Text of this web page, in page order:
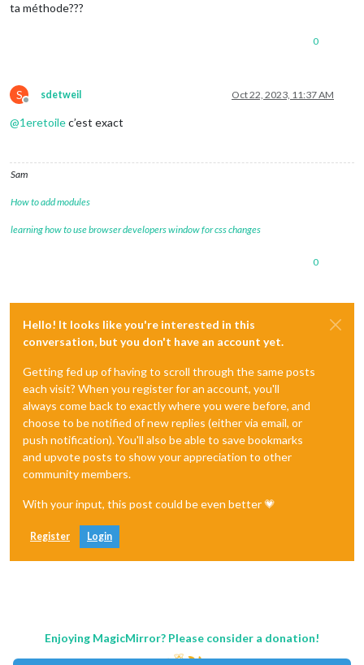
ta méthode???
0
S
Offline
sdetweil Oct 22, 2023, 11:37 AM
@1eretoilec’est exact
Sam
How to add modules
learning how to use browser developers window for css changes
0
Hello! It looks like you're interested in this
conversation, but you don't have an account yet.
Getting fed up of having to scroll through the same posts
each visit? When you register for an account, you'll
always come back to exactly where you were before, and
choose to be notified of new replies (either via email, or
push notification). You'll also be able to save bookmarks
and upvote posts to show your appreciation to other
community members.
With your input, this post could be even better 💗
Register Login
Enjoying MagicMirror? Please consider a donation!